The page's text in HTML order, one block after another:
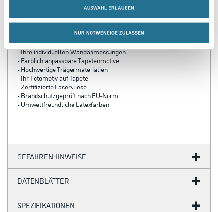
AUSWAHL ERLAUBEN
NUR NOTWENDIGE ZULASSEN
PRODUKTEIGENSCHAFTEN
- Über 100 Motive für jeden Geschmack
- Ihre individuellen Wandabmessungen
- Farblich anpassbare Tapetenmotive
- Hochwertige Trägermaterialien
- Ihr Fotomotiv auf Tapete
- Zertifizierte Faservliese
- Brandschutzgeprüft nach EU-Norm
- Umweltfreundliche Latexfarben
GEFAHRENHINWEISE
DATENBLÄTTER
SPEZIFIKATIONEN